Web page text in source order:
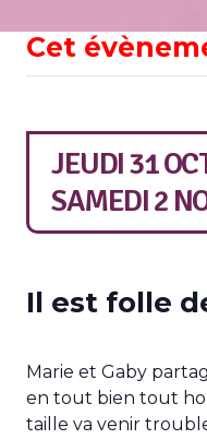
Cet
JEUDI 31
SAMEDI 2
Il est folle
Marie et Gaby
en tout bien tout
taille va venir